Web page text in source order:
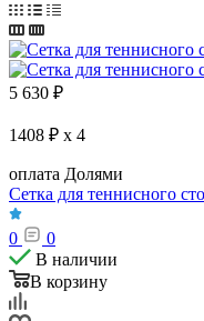
5 630 ₽
1408 ₽ x 4
оплата Долями
Cетка для теннисного
0
0
В наличии
В корзину